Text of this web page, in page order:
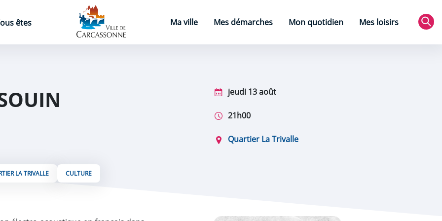
êtes
Page d'accueil
Ma ville
Mes démarches Mon quotidien
Mes loisirs
LA TRIVALLE CULTURE
jeudi 13 août
21h00
Quartier La Trivalle